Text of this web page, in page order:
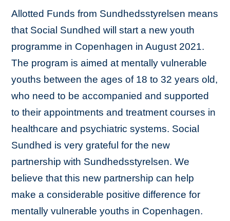
Allotted Funds from Sundhedsstyrelsen means
that Social Sundhed will start a new youth
programme in Copenhagen in August 2021.
The program is aimed at mentally vulnerable
youths between the ages of 18 to 32 years old,
who need to be accompanied and supported
to their appointments and treatment courses in
healthcare and psychiatric systems. Social
Sundhed is very grateful for the new
partnership with Sundhedsstyrelsen. We
believe that this new partnership can help
make a considerable positive difference for
mentally vulnerable youths in Copenhagen.